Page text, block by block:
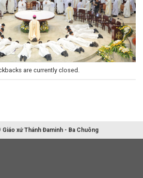
are currently closed.
Giáo xứ Thánh Đaminh - Ba Chuông